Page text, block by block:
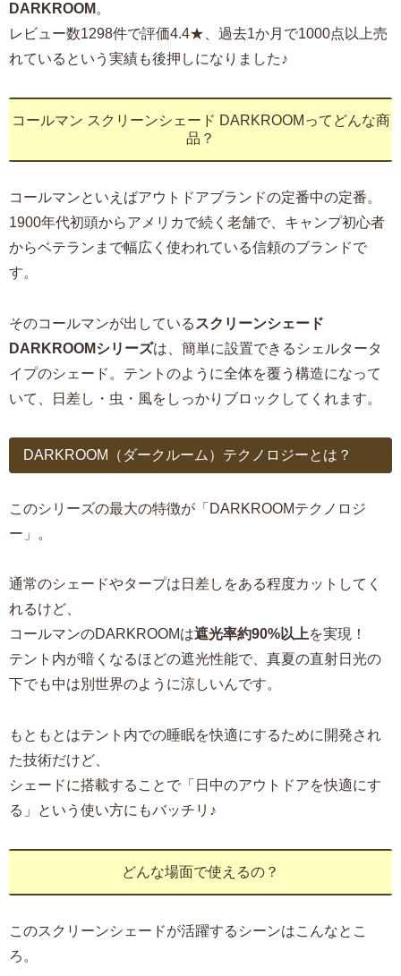
DARKROOM。
レビュー数1298件で評価4.4★、過去1か月で1000点以上売
れているという実績も後押しになりました♪
コールマン スクリーンシェード DARKROOMってどんな商
品？
コールマンといえばアウトドアブランドの定番中の定番。
1900年代初頭からアメリカで続く老舗で、キャンプ初心者
からベテランまで幅広く使われている信頼のブランドで
す。
そのコールマンが出している スクリーンシェード
DARKROOMシリーズは、簡単に設置できるシェルタータ
イプのシェード。テントのように全体を覆う構造になって
いて、日差し・虫・風をしっかりブロックしてくれます。
DARKROOM（ダークルーム）テクノロジーとは？
このシリーズの最大の特徴が「DARKROOMテクノロジ
ー」。
通常のシェードやタープは日差しをある程度カットしてく
れるけど、
コールマンのDARKROOMは遮光率約90%以上を実現！
テント内が暗くなるほどの遮光性能で、真夏の直射日光の
下でも中は別世界のように涼しいんです。
もともとはテント内での睡眠を快適にするために開発され
た技術だけど、
シェードに搭載することで「日中のアウトドアを快適にす
る」という使い方にもバッチリ♪
どんな場面で使えるの？
このスクリーンシェードが活躍するシーンはこんなとこ
ろ。